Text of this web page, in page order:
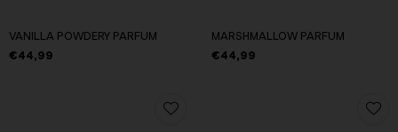
VANILLA POWDERY PARFUM
€44,99
MARSHMALLOW PARFUM
€44,99